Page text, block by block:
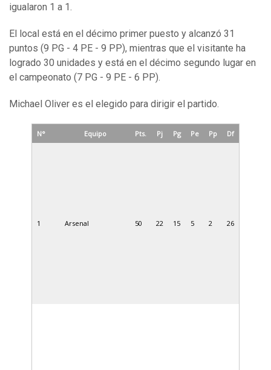
igualaron 1 a 1.
El local está en el décimo primer puesto y alcanzó 31
puntos (9 PG - 4 PE - 9 PP), mientras que el visitante ha
logrado 30 unidades y está en el décimo segundo lugar en
el campeonato (7 PG - 9 PE - 6 PP).
Michael Oliver es el elegido para dirigir el partido.
N° Equipo Pts. Pj Pg Pe Pp Df
1 Arsenal 50 22 15 5 2 26